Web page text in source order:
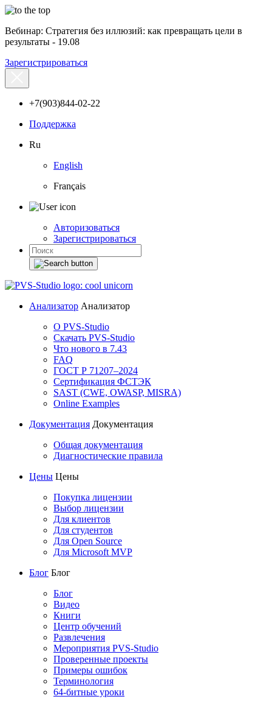
Вебинар: Стратегия без иллюзий: как превращать цели в
результаты - 19.08
Зарегистрироваться
+7(903)844-02-22
Поддержка
Ru
English
Français
Авторизоваться
Зарегистрироваться
Анализатор Анализатор
О PVS-Studio
Скачать PVS-Studio
Что нового в 7.43
FAQ
ГОСТ Р 71207–2024
Сертификация ФСТЭК
SAST (CWE, OWASP, MISRA)
Online Examples
Документация Документация
Общая документация
Диагностические правила
Цены Цены
Покупка лицензии
Выбор лицензии
Для клиентов
Для студентов
Для Open Source
Для Microsoft MVP
Блог Блог
Блог
Видео
Книги
Центр обучений
Развлечения
Мероприятия PVS-Studio
Проверенные проекты
Примеры ошибок
Терминология
64-битные уроки